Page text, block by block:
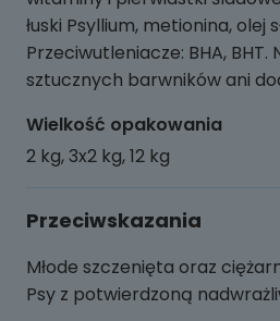
łuski Psyllium, metionina, olej
Przeciwutleniacze: BHA, BHT.
sztucznych barwników ani
Wielkość opakowania
2 kg, 3x2 kg, 12 kg
Przeciwskazania
Młode szczenięta oraz
Psy z potwierdzoną